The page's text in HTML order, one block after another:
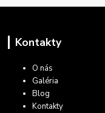
Kontakty
O nás
Galéria
Blog
Kontakty